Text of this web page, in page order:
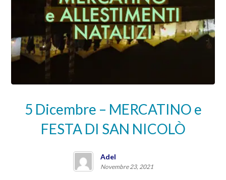
5 Dicembre – MERCATINO e
FESTA DI SAN NICOLÒ
Adel
Novembre 23, 2021